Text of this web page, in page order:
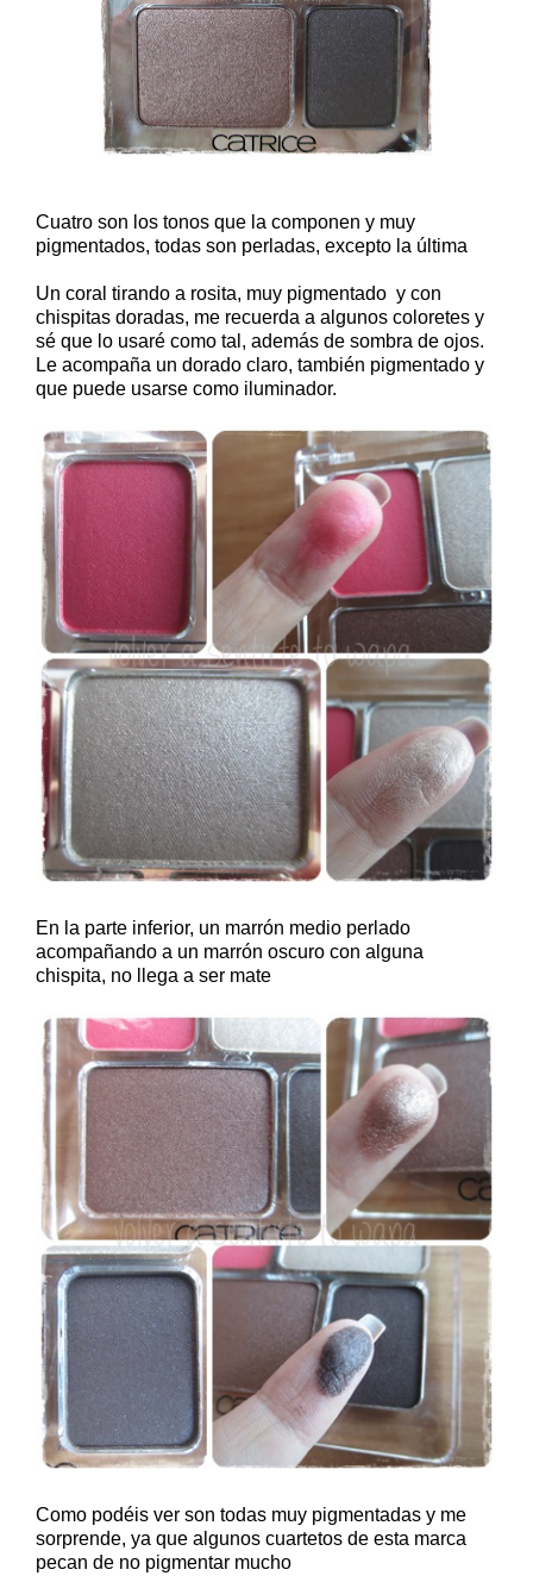
Cuatro son los tonos que la componen y muy
pigmentados, todas son perladas, excepto la última
Un coral tirando a rosita, muy pigmentado y con
chispitas doradas, me recuerda a algunos coloretes y
sé que lo usaré como tal, además de sombra de ojos.
Le acompaña un dorado claro, también pigmentado y
que puede usarse como iluminador.
En la parte inferior, un marrón medio perlado
acompañando a un marrón oscuro con alguna
chispita, no llega a ser mate
Como podéis ver son todas muy pigmentadas y me
sorprende, ya que algunos cuartetos de esta marca
pecan de no pigmentar mucho